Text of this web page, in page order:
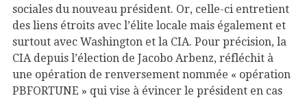
sociales du nouveau président. Or, celle-ci entretient
des liens étroits avec l’élite locale mais également et
surtout avec Washington et la CIA. Pour précision, la
CIA depuis l’élection de Jacobo Arbenz, réfléchit à
une opération de renversement nommée « opération
PBFORTUNE » qui vise à évincer le président en cas